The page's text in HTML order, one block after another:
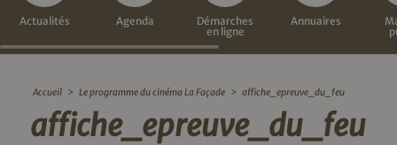
Actualités Agenda
Démarches
en ligne
Annuaires
Accueil > Le programme du cinéma La Façade > affiche_epreuve_du_feu
affiche_epreuve_du_feu